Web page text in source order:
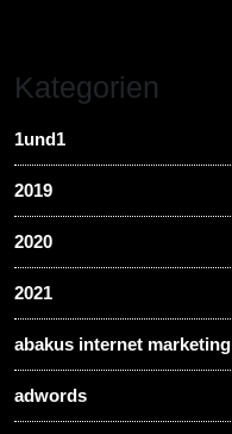
Kategorien
1und1
2019
2020
2021
abakus internet marketing
adwords